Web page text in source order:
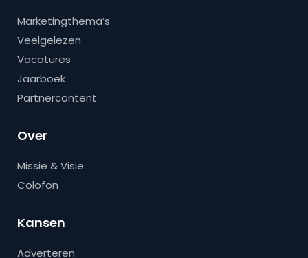
Marketingthema’s
Veelgelezen
Vacatures
Jaarboek
Partnercontent
Over
Missie & Visie
Colofon
Kansen
Adverteren